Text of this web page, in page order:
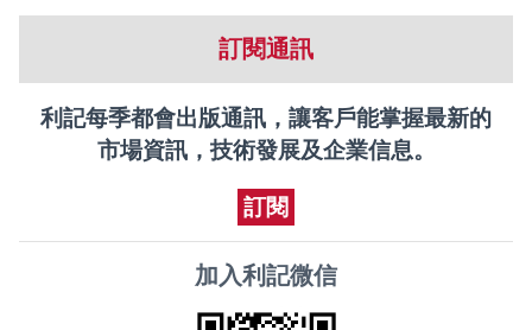
訂閱通訊
利記每季都會出版通訊，讓客戶能掌握最新的
市場資訊，技術發展及企業信息。
訂閱
加入利記微信